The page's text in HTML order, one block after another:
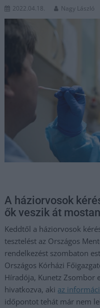
2022.04.18. Nagy László
A háziorvosok
ők veszik át
Keddtől a háziorvosok
tesztelést az Országos
rendelkezést szombaton
Országos Kórházi
Híradója, Kunetz Zsombor
hivatkozva, aki az
időpontot tehát már nem